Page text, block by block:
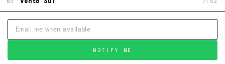
NOTIFY ME